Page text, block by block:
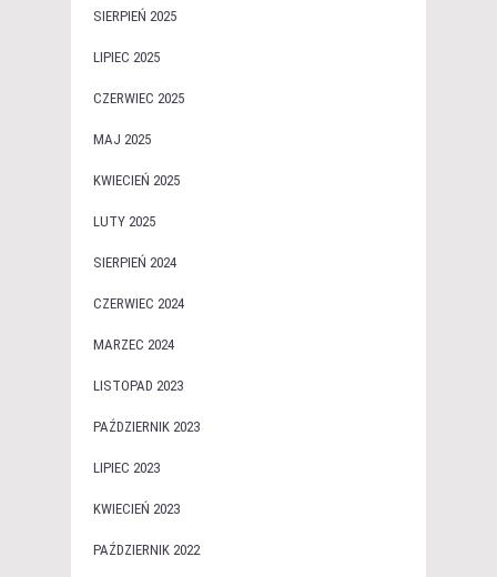
SIERPIEŃ 2025
LIPIEC 2025
CZERWIEC 2025
MAJ 2025
KWIECIEŃ 2025
LUTY 2025
SIERPIEŃ 2024
CZERWIEC 2024
MARZEC 2024
LISTOPAD 2023
PAŹDZIERNIK 2023
LIPIEC 2023
KWIECIEŃ 2023
PAŹDZIERNIK 2022